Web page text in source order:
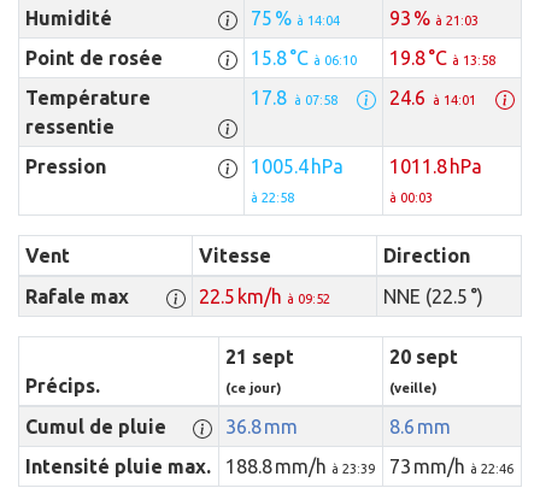
Humidité
75 % à 14:04 93 % à 21:03
Point de rosée 15.8 °C à 06:10 19.8 °C à 13:58
Température
ressentie
17.8 à 07:58 24.6 à 14:01
Pression 1005.4 hPa
à 22:58
1011.8 hPa
à 00:03
Vent Vitesse
Direction
Rafale max
22.5 km/h à 09:52 NNE (22.5 °)
Précips.
21 sept
(ce jour)
20 sept
(veille)
Cumul de pluie 36.8 mm
8.6 mm
Intensité pluie max.
188.8 mm/h à 23:39 73 mm/h à 22:46